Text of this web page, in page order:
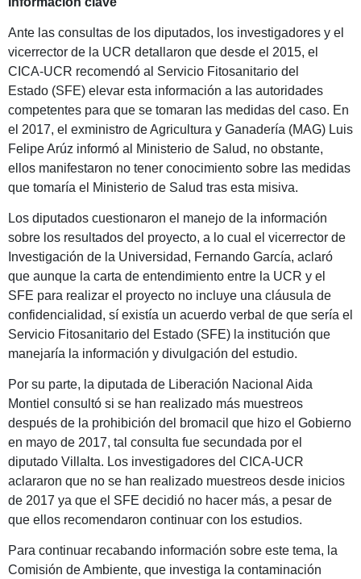
Ante las consultas de los diputados, los investigadores y el
vicerrector de la UCR detallaron que desde el 2015, el
CICA-UCR recomendó al Servicio Fitosanitario del
Estado (SFE) elevar esta información a las autoridades
competentes para que se tomaran las medidas del caso. En
el 2017, el exministro de Agricultura y Ganadería (MAG) Luis
Felipe Arúz informó al Ministerio de Salud, no obstante,
ellos manifestaron no tener conocimiento sobre las medidas
que tomaría el Ministerio de Salud tras esta misiva.
Los diputados cuestionaron el manejo de la información
sobre los resultados del proyecto, a lo cual el vicerrector de
Investigación de la Universidad, Fernando García, aclaró
que aunque la carta de entendimiento entre la UCR y el
SFE para realizar el proyecto no incluye una cláusula de
confidencialidad, sí existía un acuerdo verbal de que sería el
Servicio Fitosanitario del Estado (SFE) la institución que
manejaría la información y divulgación del estudio.
Por su parte, la diputada de Liberación Nacional Aida
Montiel consultó si se han realizado más muestreos
después de la prohibición del bromacil que hizo el Gobierno
en mayo de 2017, tal consulta fue secundada por el
diputado Villalta. Los investigadores del CICA-UCR
aclararon que no se han realizado muestreos desde inicios
de 2017 ya que el SFE decidió no hacer más, a pesar de
que ellos recomendaron continuar con los estudios.
Para continuar recabando información sobre este tema, la
Comisión de Ambiente, que investiga la contaminación